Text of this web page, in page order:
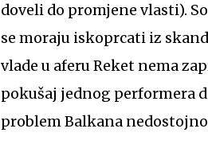
doveli do promjene vlasti).
se moraju iskoprcati iz
vlade u aferu Reket nema
pokušaj jednog performera
problem Balkana